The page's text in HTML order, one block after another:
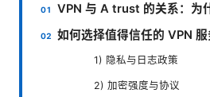
VPN 与 A trust 的关系：为
如何选择值得信任的 VPN 服
1) 隐私与日志政策
2) 加密强度与协议